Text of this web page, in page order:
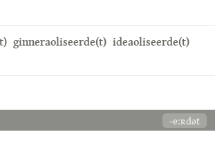
ginneraoliseerde(t) ideaoliseerde(t)
-eːʀdət